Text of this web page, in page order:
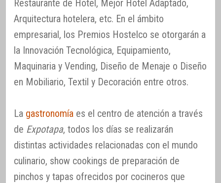
Restaurante de Hotel, Mejor Hotel Adaptado,
Arquitectura hotelera, etc. En el ámbito
empresarial, los Premios Hostelco se otorgarán a
la Innovación Tecnológica, Equipamiento,
Maquinaria y Vending, Diseño de Menaje o Diseño
en Mobiliario, Textil y Decoración entre otros.
La gastronomía es el centro de atención a través
de Expotapa, todos los días se realizarán
distintas actividades relacionadas con el mundo
culinario, show cookings de preparación de
pinchos y tapas ofrecidos por cocineros que